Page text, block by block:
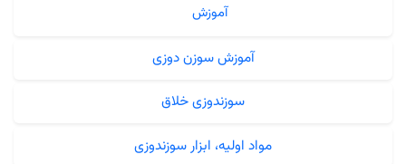
آموزش
آموزش سوزن دوزی
سوزندوزی خلاق
مواد اولیه، ابزار سوزندوزی